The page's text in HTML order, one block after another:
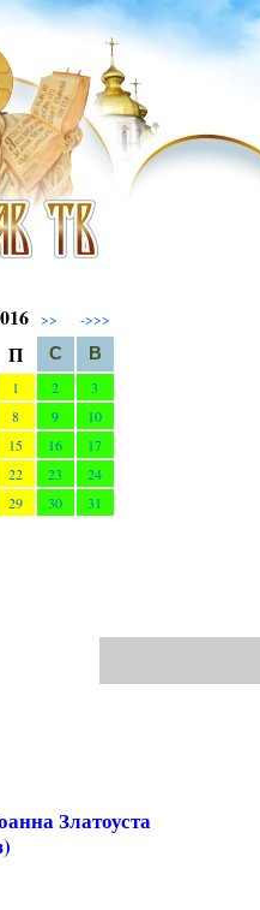
>> ->>>
П С
В
1
2
3
8 9
10
15 16
17
22 23
24
29 30 31
Златоуста